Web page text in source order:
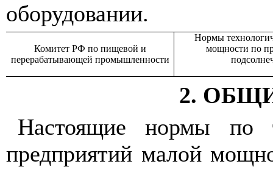
оборудовании.
Комитет РФ по пищевой и
перерабатывающей промышленности
Нормы
мощности по
2.
Настоящие нормы по
предприятий малой